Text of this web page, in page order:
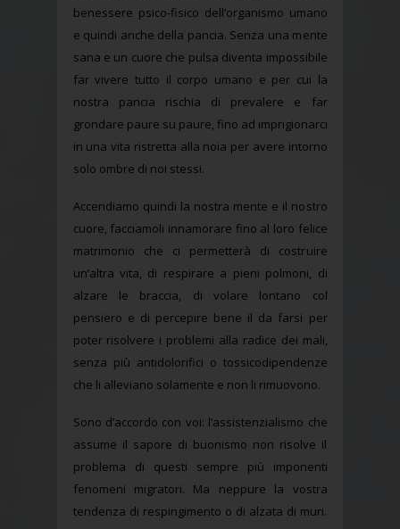
benessere psico-fisico dell’organismo umano
e quindi anche della pancia. Senza una mente
sana e un cuore che pulsa diventa impossibile
far vivere tutto il corpo umano e per cui la
nostra pancia rischia di prevalere e far
grondare paure su paure, fino ad imprigionarci
in una vita ristretta alla noia per avere intorno
solo ombre di noi stessi.
Accendiamo quindi la nostra mente e il nostro
cuore, facciamoli innamorare fino al loro felice
matrimonio che ci permetterà di costruire
un’altra vita, di respirare a pieni polmoni, di
alzare le braccia, di volare lontano col
pensiero e di percepire bene il da farsi per
poter risolvere i problemi alla radice dei mali,
senza più antidolorifici o tossicodipendenze
che li alleviano solamente e non li rimuovono.
Sono d’accordo con voi: l’assistenzialismo che
assume il sapore di buonismo non risolve il
problema di questi sempre più imponenti
fenomeni migratori. Ma neppure la vostra
tendenza di respingimento o di alzata di muri.